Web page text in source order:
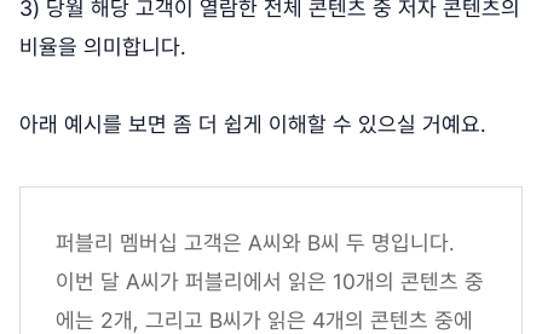
3) 당월 해당 고객이 열람한 전체 콘텐츠 중 저자 콘텐츠의
비율을 의미합니다.
아래 예시를 보면 좀 더 쉽게 이해할 수 있으실 거예요.
퍼블리 멤버십 고객은 A씨와 B씨 두 명입니다.
이번 달 A씨가 퍼블리에서 읽은 10개의 콘텐츠 중
에는 2개, 그리고 B씨가 읽은 4개의 콘텐츠 중에